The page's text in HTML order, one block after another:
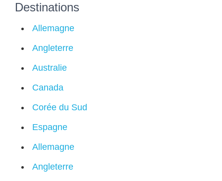
Destinations
Allemagne
Angleterre
Australie
Canada
Corée du Sud
Espagne
Allemagne
Angleterre